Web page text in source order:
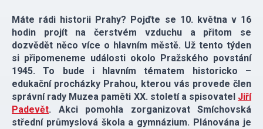
Máte rádi historii Prahy? Pojďte se 10. května v 16
hodin projít na čerstvém vzduchu a přitom se
dozvědět něco více o hlavním městě. Už tento týden
si připomeneme události okolo Pražského povstání
1945. To bude i hlavním tématem historicko –
edukační procházky Prahou, kterou vás provede člen
správní rady Muzea paměti XX. století a spisovatel Jiří
Padevět. Akci pomohla zorganizovat Smíchovská
střední průmyslová škola a gymnázium. Plánována je